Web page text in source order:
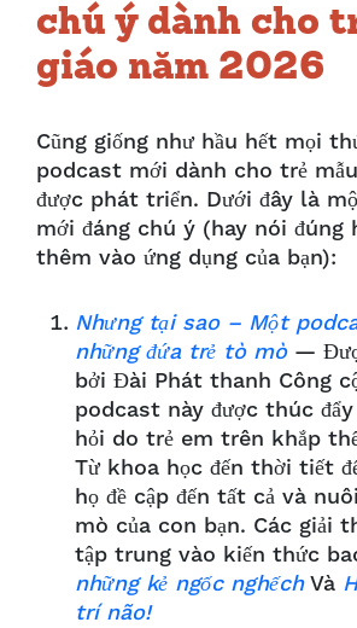
chú ý dành cho
giáo năm 2026
Cũng giống như hầu hết mọi
podcast mới dành cho trẻ
được phát triển. Dưới đây là
mới đáng chú ý (hay nói đúng
thêm vào ứng dụng của bạn):
Nhưng tại sao – Một
những đứa trẻ tò mò—
bởi Đài Phát thanh Công
podcast này được thúc
hỏi do trẻ em trên khắp
Từ khoa học đến thời tiết
họ đề cập đến tất cả và
mò của con bạn. Các giải
tập trung vào kiến thức
những kẻ ngốc nghếchVà
trí não!